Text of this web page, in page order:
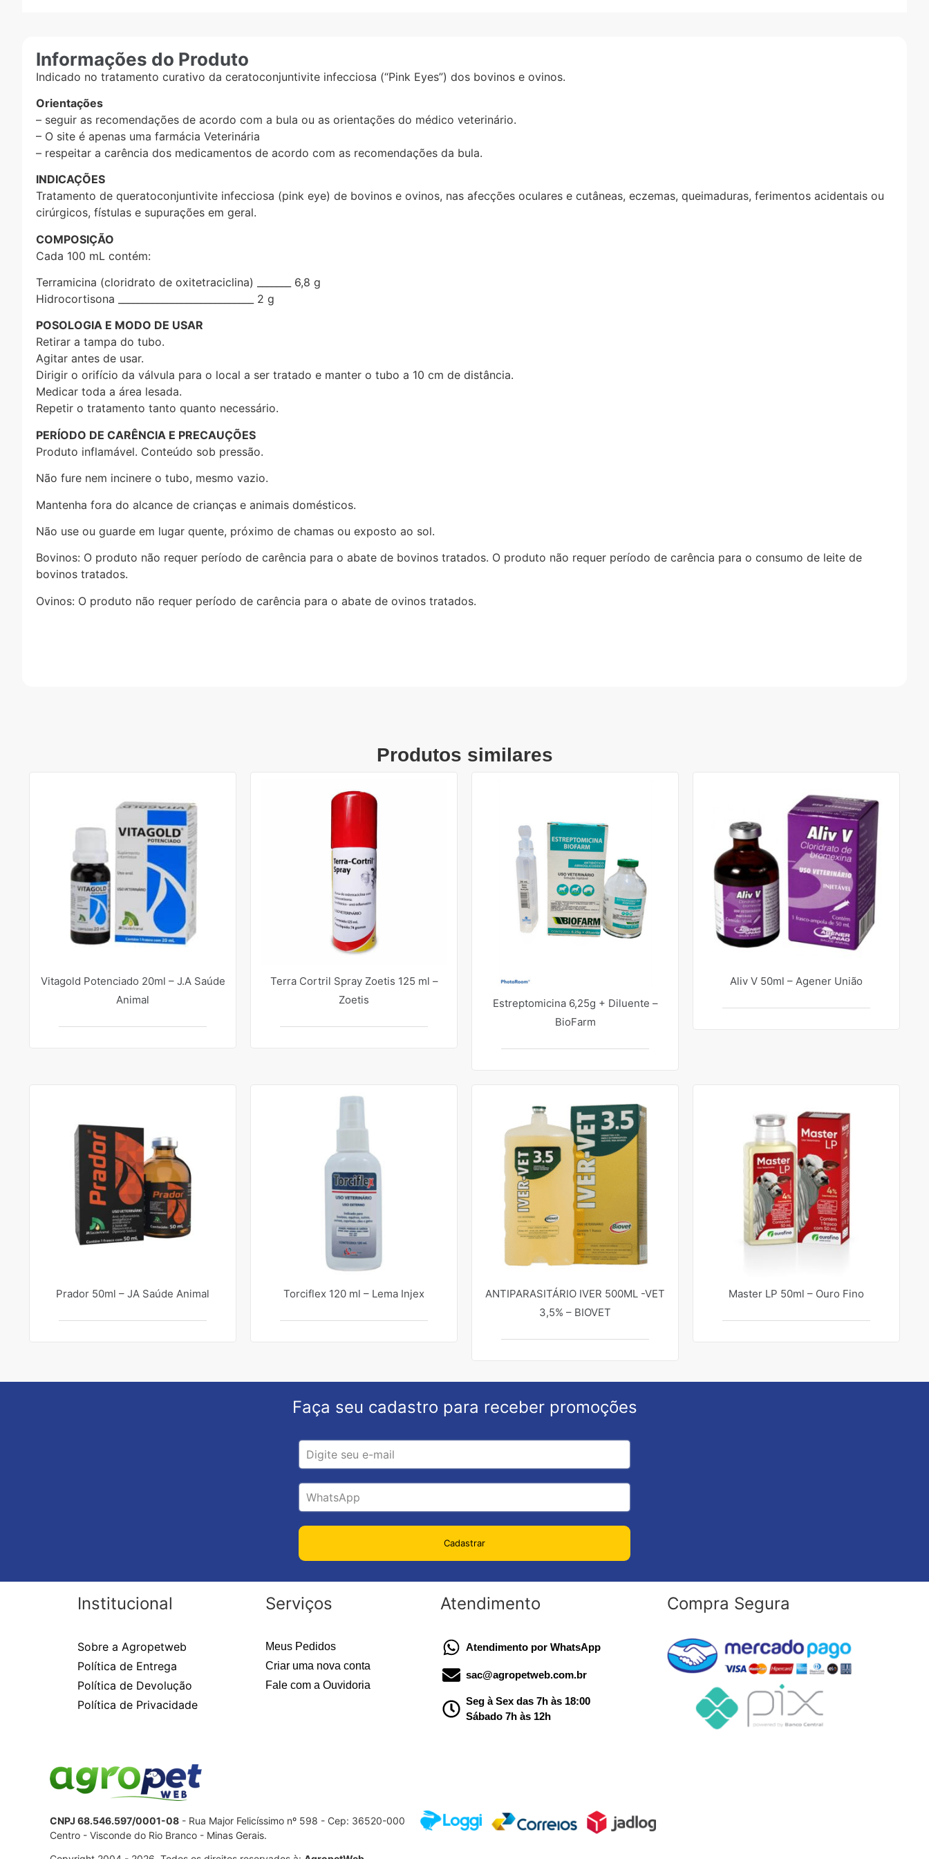
Informações do Produto
Indicado no tratamento curativo da ceratoconjuntivite infecciosa (“Pink Eyes”) dos bovinos e ovinos.
Orientações
– seguir as recomendações de acordo com a bula ou as orientações do médico veterinário.
– O site é apenas uma farmácia Veterinária
– respeitar a carência dos medicamentos de acordo com as recomendações da bula.
INDICAÇÕES
Tratamento de queratoconjuntivite infecciosa (pink eye) de bovinos e ovinos, nas afecções oculares e cutâneas, eczemas, queimaduras, ferimentos acidentais ou
cirúrgicos, fístulas e supurações em geral.
COMPOSIÇÃO
Cada 100 mL contém:
Terramicina (cloridrato de oxitetraciclina) _____­­__ 6,8 g
Hidrocortisona ____________________________ 2 g
POSOLOGIA E MODO DE USAR
Retirar a tampa do tubo.
Agitar antes de usar.
Dirigir o orifício da válvula para o local a ser tratado e manter o tubo a 10 cm de distância.
Medicar toda a área lesada.
Repetir o tratamento tanto quanto necessário.
PERÍODO DE CARÊNCIA E PRECAUÇÕES
Produto inflamável. Conteúdo sob pressão.
Não fure nem incinere o tubo, mesmo vazio.
Mantenha fora do alcance de crianças e animais domésticos.
Não use ou guarde em lugar quente, próximo de chamas ou exposto ao sol.
Bovinos: O produto não requer período de carência para o abate de bovinos tratados. O produto não requer período de carência para o consumo de leite de
bovinos tratados.
Ovinos: O produto não requer período de carência para o abate de ovinos tratados.
Produtos similares
Vitagold Potenciado 20ml – J.A Saúde
Animal
Terra Cortril Spray Zoetis 125 ml –
Zoetis
Estreptomicina 6,25g + Diluente –
BioFarm
Aliv V 50ml – Agener União
Prador 50ml – JA Saúde Animal Torciflex 120 ml – Lema Injex
ANTIPARASITÁRIO IVER 500ML -VET
3,5% – BIOVET
Master LP 50ml – Ouro Fino
Faça seu cadastro para receber promoções
Cadastrar
Institucional
Sobre a Agropetweb
Política de Entrega
Política de Devolução
Política de Privacidade
Serviços
Meus Pedidos
Criar uma nova conta
Fale com a Ouvidoria
Atendimento
Atendimento por WhatsApp
sac@agropetweb.com.br
Seg à Sex das 7h às 18:00
Sábado 7h às 12h
Compra Segura
CNPJ 68.546.597/0001-08 - Rua Major Felicíssimo nº 598 - Cep: 36520-000
Centro - Visconde do Rio Branco - Minas Gerais.